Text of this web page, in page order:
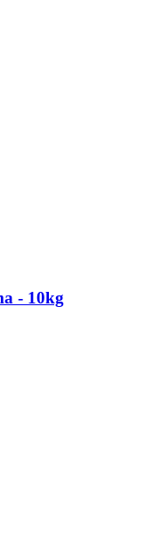
- 10kg